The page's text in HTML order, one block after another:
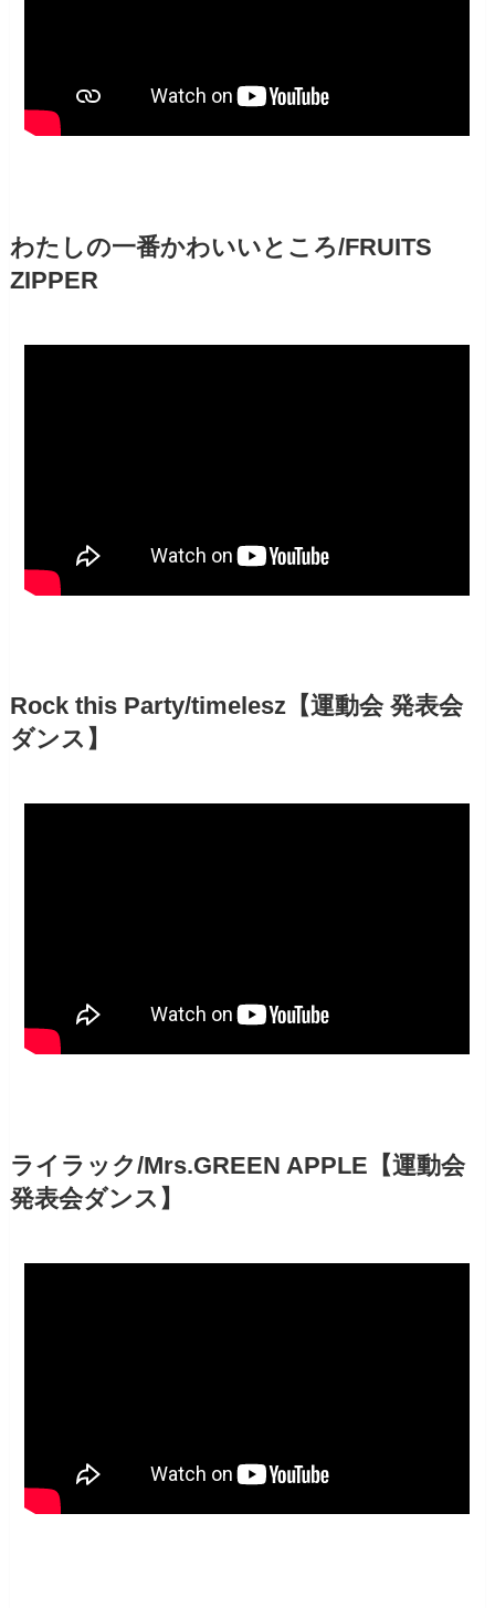
わたしの一番かわいいところ/FRUITS
ZIPPER
Rock this Party/timelesz【運動会 発表会
ダンス】
ライラック/Mrs.GREEN APPLE【運動会
発表会ダンス】